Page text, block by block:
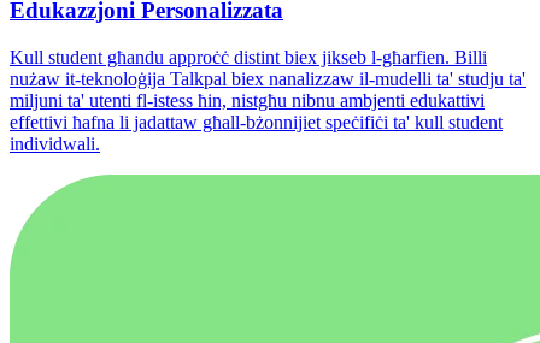
Edukazzjoni Personalizzata
Kull student għandu approċċ distint biex jikseb l-għarfien. Billi
nużaw it-teknoloġija Talkpal biex nanalizzaw il-mudelli ta' studju ta'
miljuni ta' utenti fl-istess ħin, nistgħu nibnu ambjenti edukattivi
effettivi ħafna li jadattaw għall-bżonnijiet speċifiċi ta' kull student
individwali.